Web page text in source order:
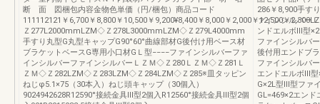
断 面 図梱包内容金物色単価（円/梱包）商品コード
111112121￥6,700￥8,800￥10,500￥9,200¥8,400￥8,000￥2,000￥12,500￥
Ｚ277L2000mmLZM◇Ｚ278L3000mmLZM◇Ｚ279L4000mm
手すり丸型G丸型キャップG90°60°曲線部材G後付け用ベース材
ブラケットベースG専用小口材GＬ型−−−−ファインシルバーファ
インシルバーファインシルバーＬＺＭ◇Ｚ280ＬＺＭ◇Ｚ281Ｌ
ＺＭ◇Ｚ282LZM◇Ｚ283LZM◇Ｚ284LZM◇Ｚ285※皿タッピン
ねじφ5.1×75（30本入）ねじ頭キャップ（30個入）
9024942628R12590°接続金具Ⅲ型2個入R12560°接続金具Ⅲ型2個
286￥8,900手す
ァインシルバー
ンドエルボⅢ型
ファインシルバ
後付用エンドブ
ファインシルバ
エンドエルボⅢ型
G×2L型Ⅲ型ファ
GL=469×2エン